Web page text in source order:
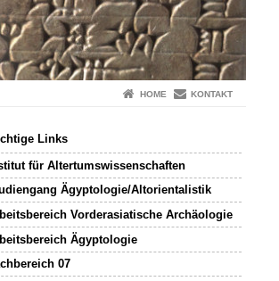
HOME KONTAKT
Links
für Altertumswissenschaften
Ägyptologie/Altorientalistik
Vorderasiatische Archäologie
Ägyptologie
07